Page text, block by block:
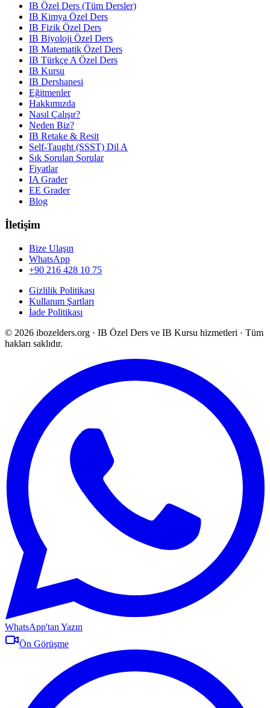
IB Özel Ders (Tüm Dersler)
IB Kimya Özel Ders
IB Fizik Özel Ders
IB Biyoloji Özel Ders
IB Matematik Özel Ders
IB Türkçe A Özel Ders
IB Kursu
IB Dershanesi
Eğitmenler
Hakkımızda
Nasıl Çalışır?
Neden Biz?
IB Retake & Resit
Self-Taught (SSST) Dil A
Sık Sorulan Sorular
Fiyatlar
IA Grader
EE Grader
Blog
İletişim
Bize Ulaşın
WhatsApp
+90 216 428 10 75
Gizlilik Politikası
Kullanım Şartları
İade Politikası
© 2026 ibozelders.org · IB Özel Ders ve IB Kursu hizmetleri · Tüm
hakları saklıdır.
WhatsApp'tan Yazın
Ön Görüşme